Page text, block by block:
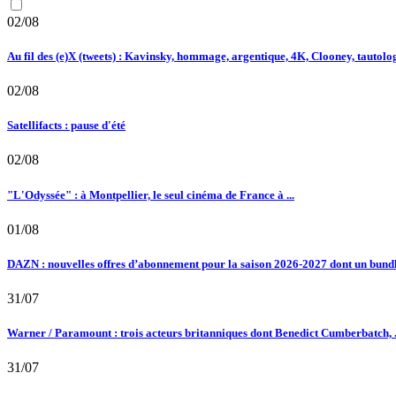
02/08
Au fil des (e)X (tweets) : Kavinsky, hommage, argentique, 4K, Clooney,
02/08
Satellifacts : pause d'été
02/08
"L'Odyssée" : à Montpellier, le seul cinéma de France à ...
01/08
DAZN : nouvelles offres d’abonnement pour la saison 2026-2027 dont un
31/07
Warner / Paramount : trois acteurs britanniques dont Benedict Cumberbatch,
31/07